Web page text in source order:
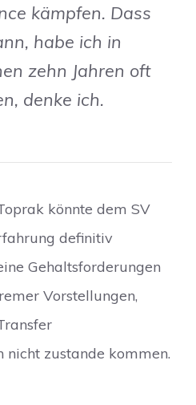
kämpfen. Dass
habe ich in
zehn Jahren oft
denke ich.
könnte dem SV
definitiv
Gehaltsforderungen
Vorstellungen,
nicht zustande kommen.